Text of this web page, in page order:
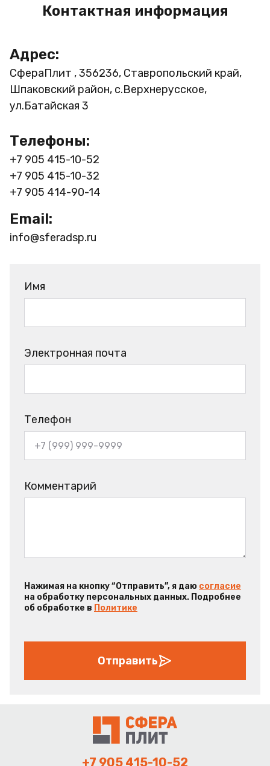
Контактная информация
Адрес:
СфераПлит , 356236, Ставропольский край,
Шпаковский район, с.Верхнерусское,
ул.Батайская 3
Телефоны:
+7 905 415-10-52
+7 905 415-10-32
+7 905 414-90-14
Email:
info@sferadsp.ru
Имя
Электронная почта
Телефон
Комментарий
Нажимая на кнопку “Отправить”, я даю согласие
на обработку персональных данных. Подробнее
об обработке в Политике
Отправить
+7 905 415-10-52